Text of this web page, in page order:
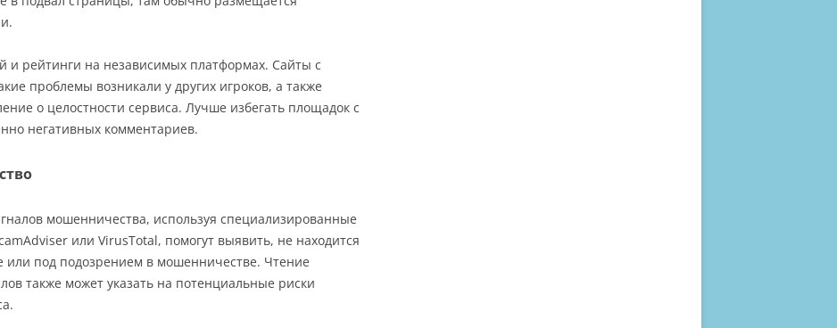
и рейтинги на независимых платформах. Сайты с
проблемы возникали у других игроков, а также
о целостности сервиса. Лучше избегать площадок с
негативных комментариев.
мошенничества, используя специализированные
или VirusTotal, помогут выявить, не находится
или под подозрением в мошенничестве. Чтение
также может указать на потенциальные риски